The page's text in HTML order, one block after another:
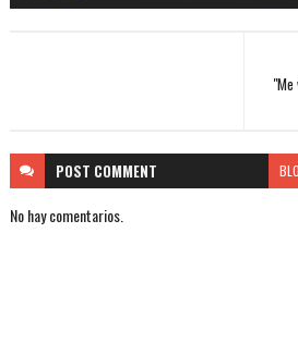
POST COMMENT
No hay comentarios.